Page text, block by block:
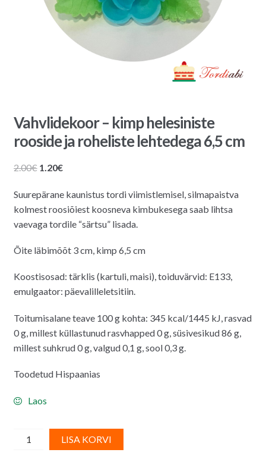
Vahvlidekoor – kimp helesiniste
rooside ja roheliste lehtedega 6,5 cm
2.00€ Algne
oli:
2.00€.
1.20€Praegune
on:
1.20€.
Suurepärane kaunistus tordi viimistlemisel, silmapaistva
kolmest roosiõiest koosneva kimbukesega saab lihtsa
vaevaga tordile “särtsu” lisada.
Õite läbimõõt 3 cm, kimp 6,5 cm
Koostisosad: tärklis (kartuli, maisi), toiduvärvid: E133,
emulgaator: päevalilleletsitiin.
Toitumisalane teave 100 g kohta: 345 kcal/1445 kJ, rasvad
0 g, millest küllastunud rasvhapped 0 g, süsivesikud 86 g,
millest suhkrud 0 g, valgud 0,1 g, sool 0,3 g.
Toodetud Hispaanias
Laos
VahvlidekoorLISA KORVI